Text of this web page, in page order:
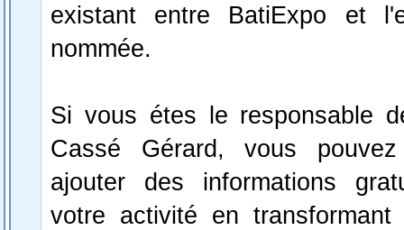
existant entre BatiExpo et
nommée.
Si vous étes le responsable
Cassé Gérard, vous
ajouter des informations
votre activité en transformant